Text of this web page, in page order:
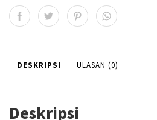
DESKRIPSI ULASAN (0)
Deskripsi